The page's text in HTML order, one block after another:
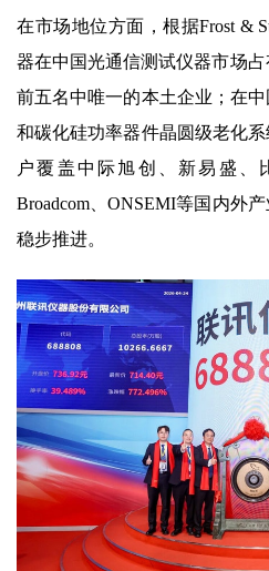
在市场地位方面，根据Frost &
器在中国光通信测试仪器市场
前五名中唯一的本土企业；在
和碳化硅功率器件晶圆级老化
户覆盖中际旭创、新易盛、
Broadcom、ONSEMI等国内外
稳步推进。